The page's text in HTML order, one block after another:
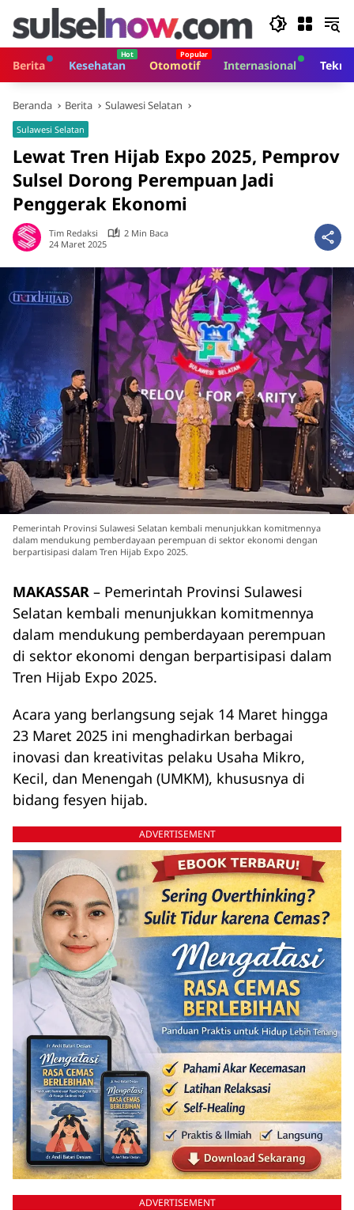
Langsung
konten
Berita
Kesehatan Otomotif Internasional
Beranda Berita Sulawesi Selatan
Sulawesi Selatan
Lewat Tren Hijab Expo 2025, Pemprov
Sulsel Dorong Perempuan Jadi
Penggerak Ekonomi
Tim Redaksi
2 Min Baca
24 Maret 2025
Pemerintah Provinsi Sulawesi Selatan kembali menunjukkan komitmennya
dalam mendukung pemberdayaan perempuan di sektor ekonomi dengan
berpartisipasi dalam Tren Hijab Expo 2025.
MAKASSAR – Pemerintah Provinsi Sulawesi
Selatan kembali menunjukkan komitmennya
dalam mendukung pemberdayaan perempuan
di sektor ekonomi dengan berpartisipasi dalam
Tren Hijab Expo 2025.
Acara yang berlangsung sejak 14 Maret hingga
23 Maret 2025 ini menghadirkan berbagai
inovasi dan kreativitas pelaku Usaha Mikro,
Kecil, dan Menengah (UMKM), khususnya di
bidang fesyen hijab.
ADVERTISEMENT
ADVERTISEMENT